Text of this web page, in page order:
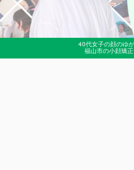
40代女子の顔のゆ
福山市の小顔矯